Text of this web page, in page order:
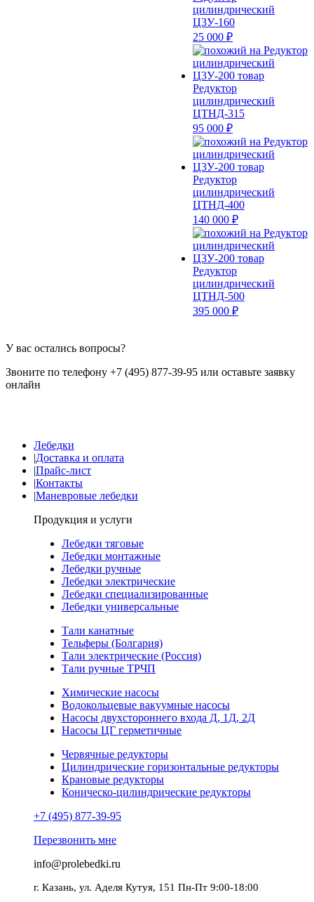
цилиндрический
Ц3У-160
25 000 ₽
Редуктор
цилиндрический
ЦТНД-315
95 000 ₽
Редуктор
цилиндрический
ЦТНД-400
140 000 ₽
Редуктор
цилиндрический
ЦТНД-500
395 000 ₽
У вас остались вопросы?
Звоните по телефону +7 (495) 877-39-95 или оставьте заявку
онлайн
Лебедки
|Доставка и оплата
|Прайс-лист
|Контакты
|Маневровые лебедки
Продукция и услуги
Лебедки тяговые
Лебедки монтажные
Лебедки ручные
Лебедки электрические
Лебедки специализированные
Лебедки универсальные
Тали канатные
Тельферы (Болгария)
Тали электрические (Россия)
Тали ручные ТРЧП
Химические насосы
Водокольцевые вакуумные насосы
Насосы двухстороннего входа Д, 1Д, 2Д
Насосы ЦГ герметичные
Червячные редукторы
Цилиндрические горизонтальные редукторы
Крановые редукторы
Коническо-цилиндрические редукторы
+7 (495) 877-39-95
Перезвонить мне
info@prolebedki.ru
г. Казань, ул. Аделя Кутуя, 151 Пн-Пт 9:00-18:00